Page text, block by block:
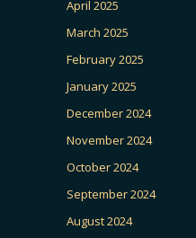
April 2025
March 2025
February 2025
January 2025
December 2024
November 2024
October 2024
September 2024
August 2024